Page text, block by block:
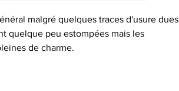
malgré quelques traces d'usure dues
quelque peu estompées mais les
de charme.